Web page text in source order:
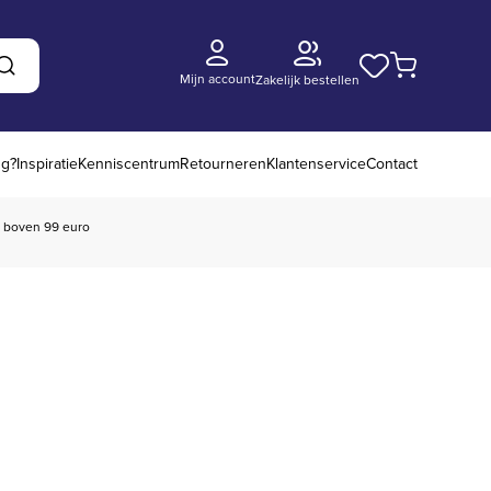
Zoeken Mijn accountZakelijk bestellen
InspiratieKenniscentrumRetournerenKlantenserviceContact
boven 99 euro